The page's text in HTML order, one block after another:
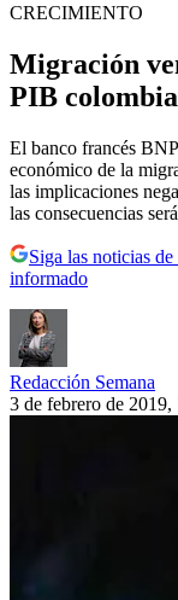
CRECIMIENTO
Migración
PIB
El banco francés
económico de la
las implicaciones
las consecuencias
Siga las noticias
informado
Redacción Semana
3 de febrero de 2019,